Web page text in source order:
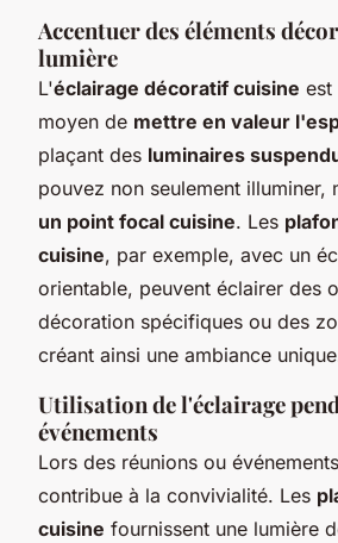
Accentuer des éléments
lumière
L'éclairage décoratif cuisine est
moyen de mettre en valeur
plaçant des luminaires
pouvez non seulement illuminer,
un point focal cuisine. Les
cuisine, par exemple, avec un
orientable, peuvent éclairer des
décoration spécifiques ou des
créant ainsi une ambiance
Utilisation de l'éclairage
événements
Lors des réunions ou
contribue à la convivialité. Les
cuisine fournissent une lumière